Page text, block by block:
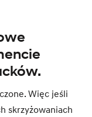
Więc jeśli
skrzyżowaniach